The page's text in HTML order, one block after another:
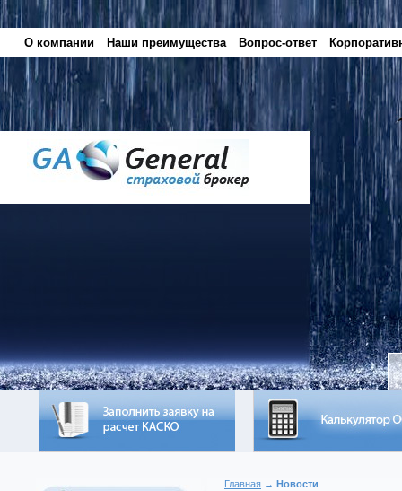
О компании Наши преимущества Вопрос-ответ
Главная → Новости